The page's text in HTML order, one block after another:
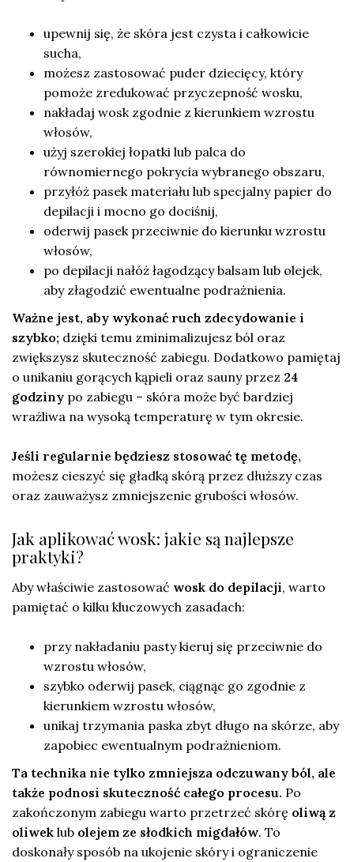
upewnij się, że skóra jest czysta i całkowicie
sucha,
możesz zastosować puder dziecięcy, który
pomoże zredukować przyczepność wosku,
nakładaj wosk zgodnie z kierunkiem wzrostu
włosów,
użyj szerokiej łopatki lub palca do
równomiernego pokrycia wybranego obszaru,
przyłóż pasek materiału lub specjalny papier do
depilacji i mocno go dociśnij,
oderwij pasek przeciwnie do kierunku wzrostu
włosów,
po depilacji nałóż łagodzący balsam lub olejek,
aby złagodzić ewentualne podrażnienia.
Ważne jest, aby wykonać ruch zdecydowanie i
szybko; dzięki temu zminimalizujesz ból oraz
zwiększysz skuteczność zabiegu. Dodatkowo pamiętaj
o unikaniu gorących kąpieli oraz sauny przez 24
godziny po zabiegu – skóra może być bardziej
wrażliwa na wysoką temperaturę w tym okresie.
Jeśli regularnie będziesz stosować tę metodę,
możesz cieszyć się gładką skórą przez dłuższy czas
oraz zauważysz zmniejszenie grubości włosów.
Jak aplikować wosk: jakie są najlepsze
praktyki?
Aby właściwie zastosować wosk do depilacji, warto
pamiętać o kilku kluczowych zasadach:
przy nakładaniu pasty kieruj się przeciwnie do
wzrostu włosów,
szybko oderwij pasek, ciągnąc go zgodnie z
kierunkiem wzrostu włosów,
unikaj trzymania paska zbyt długo na skórze, aby
zapobiec ewentualnym podrażnieniom.
Ta technika nie tylko zmniejsza odczuwany ból, ale
także podnosi skuteczność całego procesu. Po
zakończonym zabiegu warto przetrzeć skórę oliwą z
oliwek lub olejem ze słodkich migdałów. To
doskonały sposób na ukojenie skóry i ograniczenie